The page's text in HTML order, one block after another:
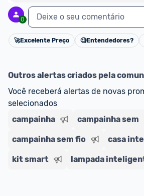
0 Deixe o seu comentário
🚀Excelente Preço 🧐Entendedores?
Outros alertas criados pela
Você receberá alertas de novas
selecionados
campainha
campainha sem
campainha sem fio casa
kit smart lampada